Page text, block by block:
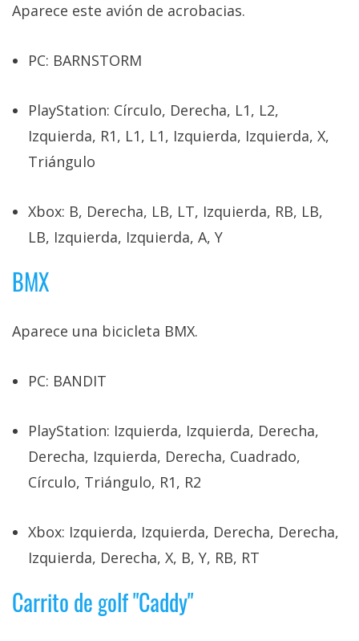
Aparece este avión de acrobacias.
PC: BARNSTORM
PlayStation: Círculo, Derecha, L1, L2,
Izquierda, R1, L1, L1, Izquierda, Izquierda, X,
Triángulo
Xbox: B, Derecha, LB, LT, Izquierda, RB, LB,
LB, Izquierda, Izquierda, A, Y
BMX
Aparece una bicicleta BMX.
PC: BANDIT
PlayStation: Izquierda, Izquierda, Derecha,
Derecha, Izquierda, Derecha, Cuadrado,
Círculo, Triángulo, R1, R2
Xbox: Izquierda, Izquierda, Derecha, Derecha,
Izquierda, Derecha, X, B, Y, RB, RT
Carrito de golf "Caddy"